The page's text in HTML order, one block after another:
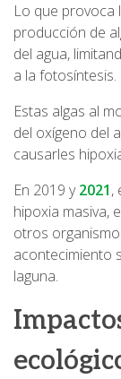
Lo que provoca
producción de
del agua,
a la fotosíntesis.
Estas algas al
del oxígeno del
causarles
En 2019 y 2021,
hipoxia masiva,
otros
acontecimiento
laguna.